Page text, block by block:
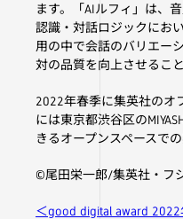
ます。「AIルフィ」は、
認識・対話ロジックにお
用の中で会話のバリエー
対の品質を向上させるこ
2022年春季に集英社のオ
には東京都渋谷区の
きるオープンスペースで
©尾田栄一郎/集英社・フ
＜good digital award